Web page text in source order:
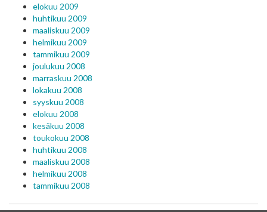
elokuu 2009
huhtikuu 2009
maaliskuu 2009
helmikuu 2009
tammikuu 2009
joulukuu 2008
marraskuu 2008
lokakuu 2008
syyskuu 2008
elokuu 2008
kesäkuu 2008
toukokuu 2008
huhtikuu 2008
maaliskuu 2008
helmikuu 2008
tammikuu 2008